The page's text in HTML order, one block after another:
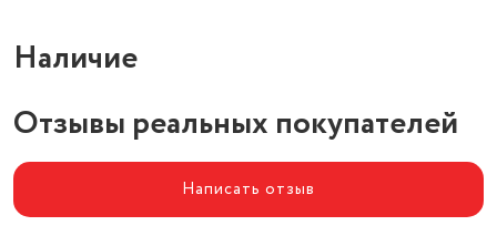
Наличие
Отзывы реальных покупателей
Написать отзыв